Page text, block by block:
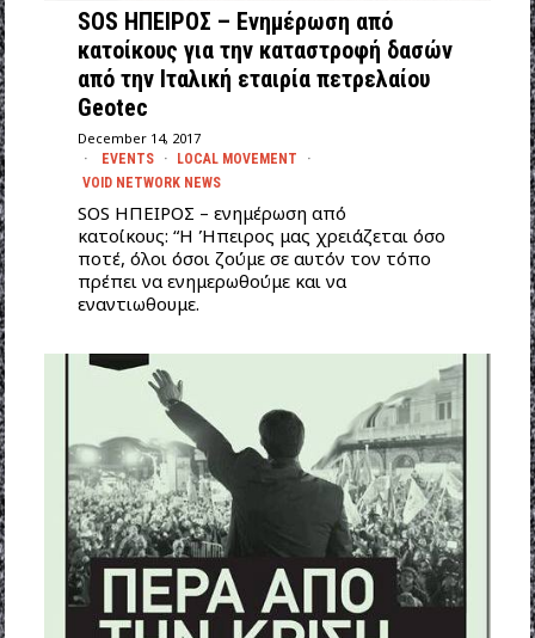
SOS ΗΠΕΙΡΟΣ – Eνημέρωση από
κατοίκους για την καταστροφή δασών
από την Ιταλική εταιρία πετρελαίου
Geotec
December 14, 2017
EVENTS · LOCAL MOVEMENT
·
VOID NETWORK NEWS
SOS ΗΠΕΙΡΟΣ – ενημέρωση από
κατοίκους: “Η Ήπειρος μας χρειάζεται όσο
ποτέ, όλοι όσοι ζούμε σε αυτόν τον τόπο
πρέπει να ενημερωθούμε και να
εναντιωθουμε.